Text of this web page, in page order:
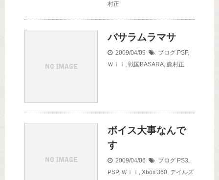
村正
バサラムラマサ
2009/04/09 ブログ PSP,
Ｗｉｉ , 戦国BASARA, 朧村正
ボイス大事なんで
す
2009/04/06 ブログ PS3,
PSP, Ｗｉｉ , Xbox 360, テイルズ